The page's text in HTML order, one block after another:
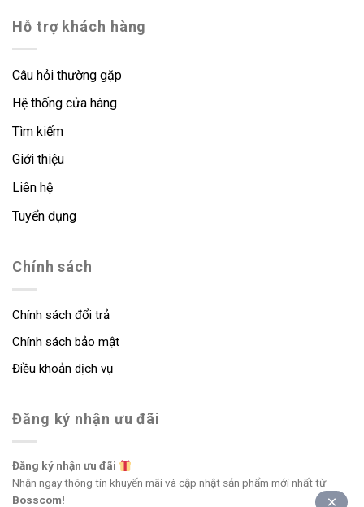
Hỗ trợ khách hàng
Câu hỏi thường gặp
Hệ thống cửa hàng
Tìm kiếm
Giới thiệu
Liên hệ
Tuyển dụng
Chính sách
Chính sách đổi trả
Chính sách bảo mật
Điều khoản dịch vụ
Đăng ký nhận ưu đãi
Đăng ký nhận ưu đãi
Nhận ngay thông tin khuyến mãi và cập nhật sản phẩm mới nhất từ
Bosscom!